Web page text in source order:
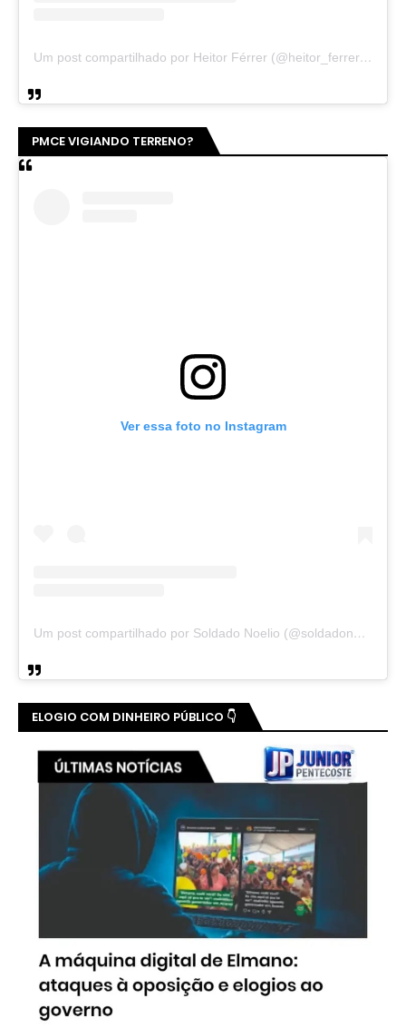
Um post compartilhado por Heitor Férrer (@heitor_ferrer77)
PMCE VIGIANDO TERRENO?
Ver essa foto no Instagram
Um post compartilhado por Soldado Noelio (@soldadonoelio)
ELOGIO COM DINHEIRO PÚBLICO 👇